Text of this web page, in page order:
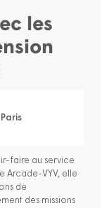
les
faire au service
Arcade-VYV, elle
de
des missions